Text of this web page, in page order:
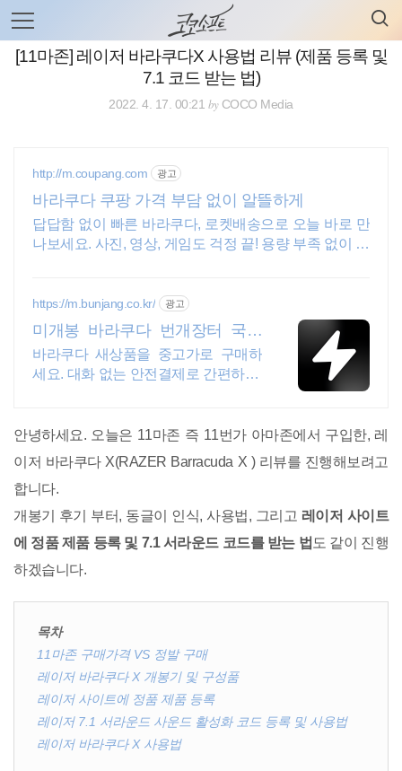
본
으
로[11마존] 레이저 바라쿠다X 사용법 리뷰 (제품 등록 및
7.1 코드 받는 법)
2022. 4. 17. 00:21 byCOCO Media
http://m.coupang.com 광고
바라쿠다 쿠팡 가격 부담 없이 알뜰하게
답답함 없이 빠른 바라쿠다, 로켓배송으로 오늘 바로 만
나보세요. 사진, 영상, 게임도 걱정 끝! 용량 부족 없이 여
https://m.bunjang.co.kr/ 광고
미개봉 바라쿠다 번개장터 국내
최대 브랜드 중고거래
바라쿠다 새상품을 중고가로 구매하
세요. 대화 없는 안전결제로 간편하게!
업로드
안녕하세요. 오늘은 11마존 즉 11번가 아마존에서 구입한, 레
이저 바라쿠다 X(RAZER Barracuda X ) 리뷰를 진행해보려고
합니다.
개봉기 후기 부터, 동글이 인식, 사용법, 그리고 레이저 사이트
에 정품 제품 등록 및 7.1 서라운드 코드를 받는 법 도 같이 진행
하겠습니다.
목차
11마존 구매가격 VS 정발 구매
레이저 바라쿠다 X 개봉기 및 구성품
레이저 사이트에 정품 제품 등록
레이저 7.1 서라운드 사운드 활성화 코드 등록 및 사용법
레이저 바라쿠다 X 사용법
태그 글쓰기 관리홈
색